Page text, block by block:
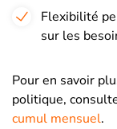
Flexibilité
sur les
Pour en savoir
politique,
cumul mensuel.